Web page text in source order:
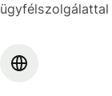
ügyfélszolgálattal